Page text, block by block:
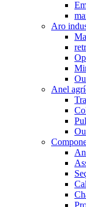
Aro
Anel